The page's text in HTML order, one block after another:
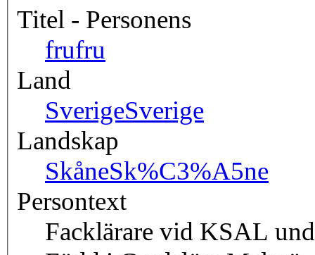
Titel - Personens
frufru
Land
SverigeSverige
Landskap
SkåneSk%C3%A5ne
Persontext
Facklärare vid KSAL